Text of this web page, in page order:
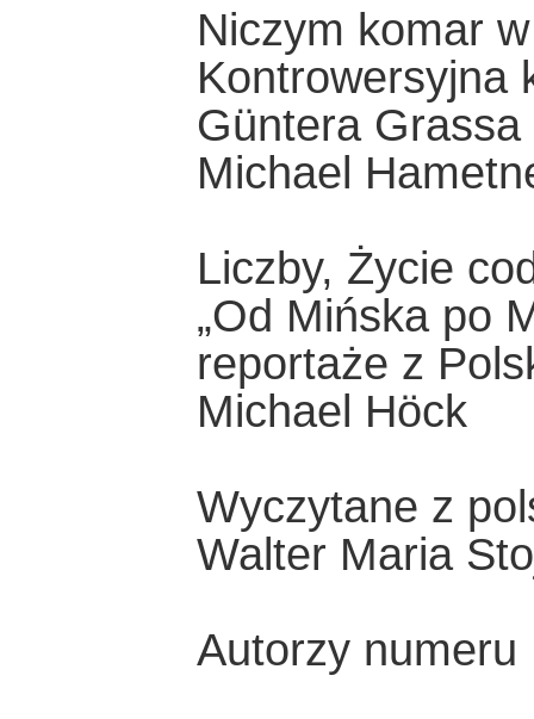
Niczym komar
Kontrowersyjna
Güntera Grassa
Michael
Liczby, Życie
„Od Mińska po
reportaże z
Michael Höck
Wyczytane z
Walter Maria
Autorzy numeru